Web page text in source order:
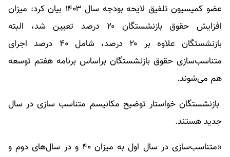
عضو کمیسیون تلفیق لایحه بودجه سال ۱۴۰۳ بیان کرد: میزان
افزایش حقوق بازنشستگان ۲۰ درصد تعیین شد، البته
بازنشستگان علاوه بر ۲۰ درصد، شامل ۴۰ درصد اجرای
متناسب‌سازی حقوق بازنشستگان براساس برنامه هفتم توسعه
هم می‌شوند.
بازنشستگان خواستار توضیح مکانیسم متناسب سازی در سال
جدید هستند.
«متناسب‌سازی در سال اول به میزان ۴۰ و در سال‌های دوم و